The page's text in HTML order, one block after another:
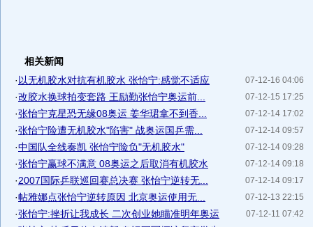
相关新闻
07-12-16 04:06
· 以无机胶水对抗有机胶水 张怡宁:感觉不适应
07-12-15 17:25
·改胶水换球拍变套路 王励勤张怡宁奥运前...
07-12-14 17:02
·张怡宁克星恐无缘08奥运 姜华珺拿不到香...
07-12-14 09:57
·张怡宁险遭无机胶水"陷害" 战奥运国乒需...
07-12-14 09:28
·中国队全线奏凯 张怡宁险负"无机胶水"
07-12-14 09:18
·张怡宁赢球不满意 08奥运之后取消有机胶水
07-12-14 09:17
·2007国际乒联巡回赛总决赛 张怡宁逆转无...
07-12-13 22:15
·帖雅娜点张怡宁逆转原因 北京奥运使用无...
07-12-11 07:42
·张怡宁:挫折让我成长 二次创业她瞄准明年奥运